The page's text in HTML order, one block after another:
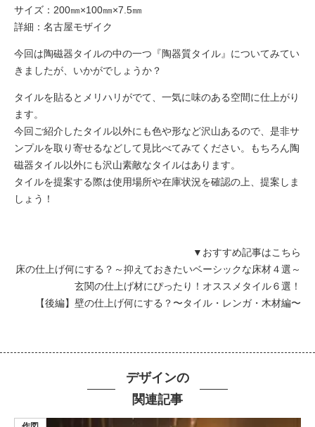
サイズ：200㎜×100㎜×7.5㎜
詳細： 名古屋モザイク
今回は陶磁器タイルの中の一つ『陶器質タイル』についてみてい
きましたが、いかがでしょうか？
タイルを貼るとメリハリがでて、一気に味のある空間に仕上がり
ます。
今回ご紹介したタイル以外にも色や形など沢山あるので、是非サ
ンプルを取り寄せるなどして見比べてみてください。もちろん陶
磁器タイル以外にも沢山素敵なタイルはあります。
タイルを提案する際は使用場所や在庫状況を確認の上、提案しま
しょう！
▼おすすめ記事はこちら
床の仕上げ何にする？～抑えておきたいベーシックな床材４選～
玄関の仕上げ材にぴったり！オススメタイル６選！
【後編】壁の仕上げ何にする？〜タイル・レンガ・木材編〜
デザインの
関連記事